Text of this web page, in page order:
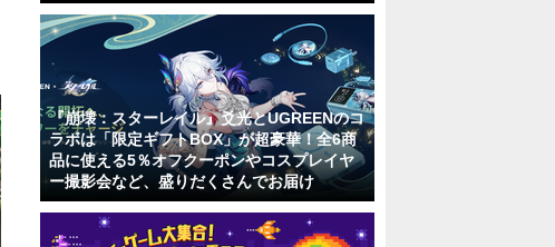
『崩壊：スターレイル』爻光とUGREENのコ
ラボは「限定ギフトBOX」が超豪華！全6商
品に使える5％オフクーポンやコスプレイヤ
ー撮影会など、盛りだくさんでお届け